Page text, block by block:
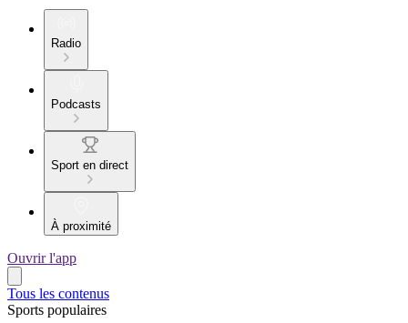
Radio
Podcasts
Sport en direct
À proximité
Ouvrir l'app
Tous les contenus
Sports populaires